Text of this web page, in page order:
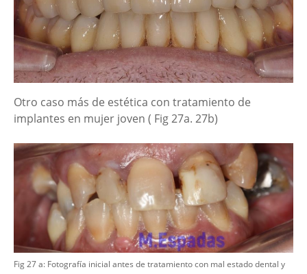
Otro caso más de estética con tratamiento de
implantes en mujer joven ( Fig 27a. 27b)
Fig 27 a: Fotografía inicial antes de tratamiento con mal estado dental y